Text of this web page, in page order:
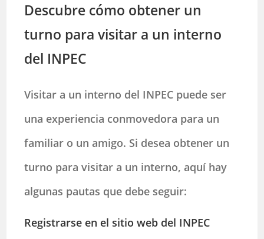
Descubre cómo obtener un
turno para visitar a un interno
del INPEC
Visitar a un interno del INPEC puede ser
una experiencia conmovedora para un
familiar o un amigo. Si desea obtener un
turno para visitar a un interno, aquí hay
algunas pautas que debe seguir:
Registrarse en el sitio web del INPEC